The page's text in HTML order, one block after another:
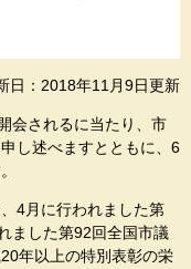
日：2018年11月9日更新
会されるに当たり、市
し述べますとともに、6
4月に行われました第
ました第92回全国市議
年以上の特別表彰の栄